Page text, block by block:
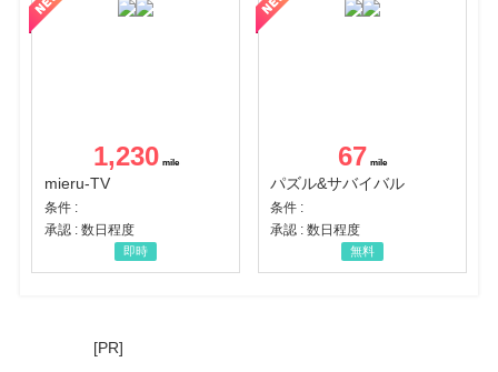
1,230
mieru-TV
条件 :
承認 : 数日程度
即時
67
パズル&サバイバル
条件 :
承認 : 数日程度
無料
[PR]